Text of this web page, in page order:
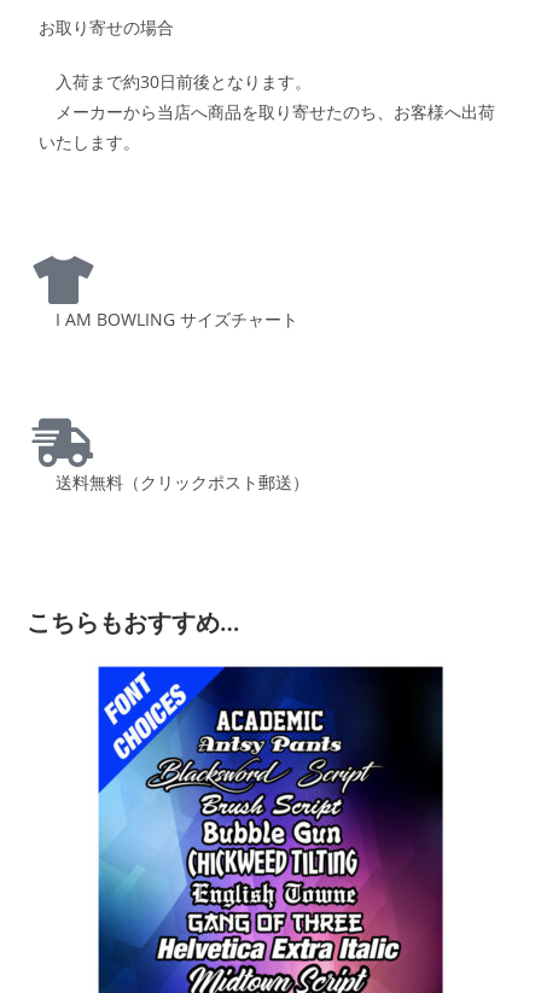
お取り寄せの場合
入荷まで約30日前後となります。
メーカーから当店へ商品を取り寄せたのち、お客様へ出荷
いたします。
I AM BOWLING サイズチャート
送料無料（クリックポスト郵送）
こちらもおすすめ…